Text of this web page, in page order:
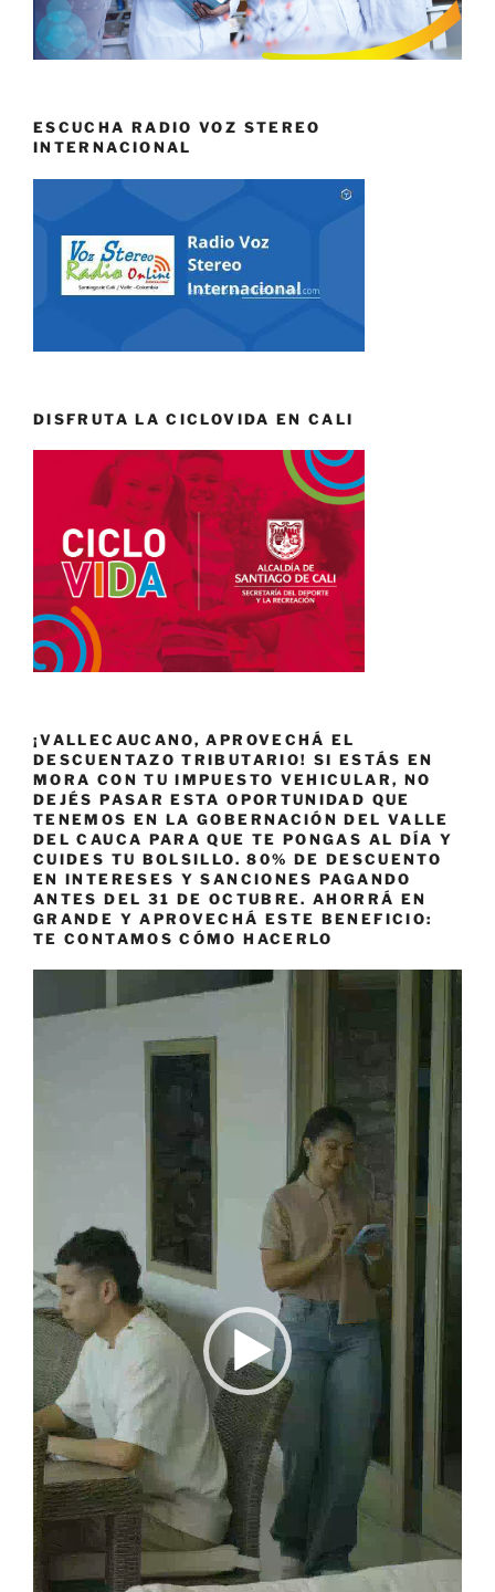
ESCUCHA RADIO VOZ STEREO
INTERNACIONAL
DISFRUTA LA CICLOVIDA EN CALI
¡VALLECAUCANO, APROVECHÁ EL
DESCUENTAZO TRIBUTARIO! SI ESTÁS EN
MORA CON TU IMPUESTO VEHICULAR, NO
DEJÉS PASAR ESTA OPORTUNIDAD QUE
TENEMOS EN LA GOBERNACIÓN DEL VALLE
DEL CAUCA PARA QUE TE PONGAS AL DÍA Y
CUIDES TU BOLSILLO. 80% DE DESCUENTO
EN INTERESES Y SANCIONES PAGANDO
ANTES DEL 31 DE OCTUBRE. AHORRÁ EN
GRANDE Y APROVECHÁ ESTE BENEFICIO:
TE CONTAMOS CÓMO HACERLO